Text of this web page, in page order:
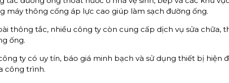
máy thông cống áp lực cao giúp làm sạch đường ống.
thông tắc, nhiều công ty còn cung cấp dịch vụ sửa chữa,
ống.
ty có uy tín, báo giá minh bạch và sử dụng thiết bị hiện
công trình.